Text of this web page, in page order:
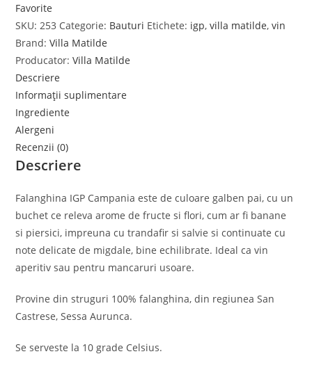
Favorite
SKU: 253 Categorie: Bauturi Etichete: igp,villa matilde,vin
Brand:Villa Matilde
Producator:Villa Matilde
Descriere
Informații suplimentare
Ingrediente
Alergeni
Recenzii (0)
Descriere
Falanghina IGP Campania este de culoare galben pai, cu un
buchet ce releva arome de fructe si flori, cum ar fi banane
si piersici, impreuna cu trandafir si salvie si continuate cu
note delicate de migdale, bine echilibrate. Ideal ca vin
aperitiv sau pentru mancaruri usoare.
Provine din struguri 100% falanghina, din regiunea San
Castrese, Sessa Aurunca.
Se serveste la 10 grade Celsius.